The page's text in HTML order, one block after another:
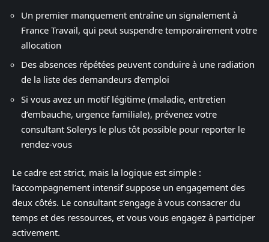
Un premier manquement entraîne un signalement à
France Travail, qui peut suspendre temporairement votre
allocation
Des absences répétées peuvent conduire à une radiation
de la liste des demandeurs d’emploi
Si vous avez un motif légitime (maladie, entretien
d’embauche, urgence familiale), prévenez votre
consultant Solerys le plus tôt possible pour reporter le
rendez-vous
Le cadre est strict, mais la logique est simple :
l’accompagnement intensif suppose un engagement des
deux côtés. Le consultant s’engage à vous consacrer du
temps et des ressources, et vous vous engagez à participer
activement.